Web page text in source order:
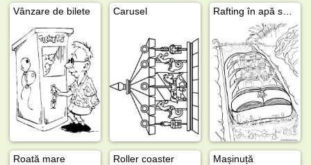
Vânzare de bilete Carusel
Roată mare Roller coaster Mașinuță